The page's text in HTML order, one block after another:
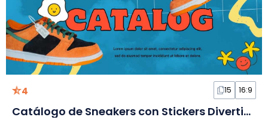
4 15 16:9
Catálogo de Sneakers con Stickers Divertidos en Diapositivas